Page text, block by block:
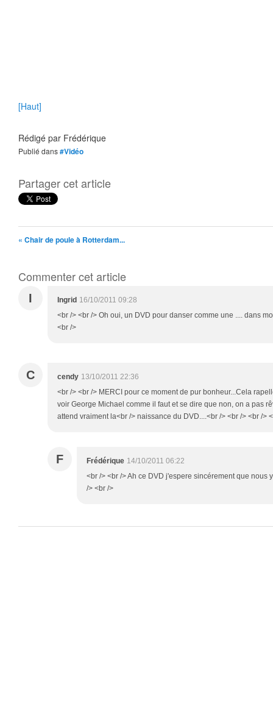
[Haut]
Rédigé par Frédérique
Publié dans#Vidéo
Partager cet article
« Chair de poule à Rotterdam...
Commenter cet article
I Ingrid 16/10/2011 09:28
<br /> <br /> Oh oui, un DVD pour danser comme une .... dans
<br />
C cendy 13/10/2011 22:36
<br /> <br /> MERCI pour ce moment de pur bonheur...Cela
voir George Michael comme il faut et se dire que non, on a pas
attend vraiment la<br /> naissance du DVD....<br /> <br /> <br />
F Frédérique 14/10/2011 06:22
<br /> <br /> Ah ce DVD j'espere sincérement que nous
/> <br />